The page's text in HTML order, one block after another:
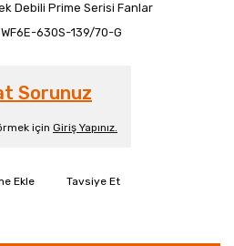
Debili Prime Serisi Fanlar
630S-139/70-G
Sorunuz
için Giriş Yapınız.
Tavsiye Et